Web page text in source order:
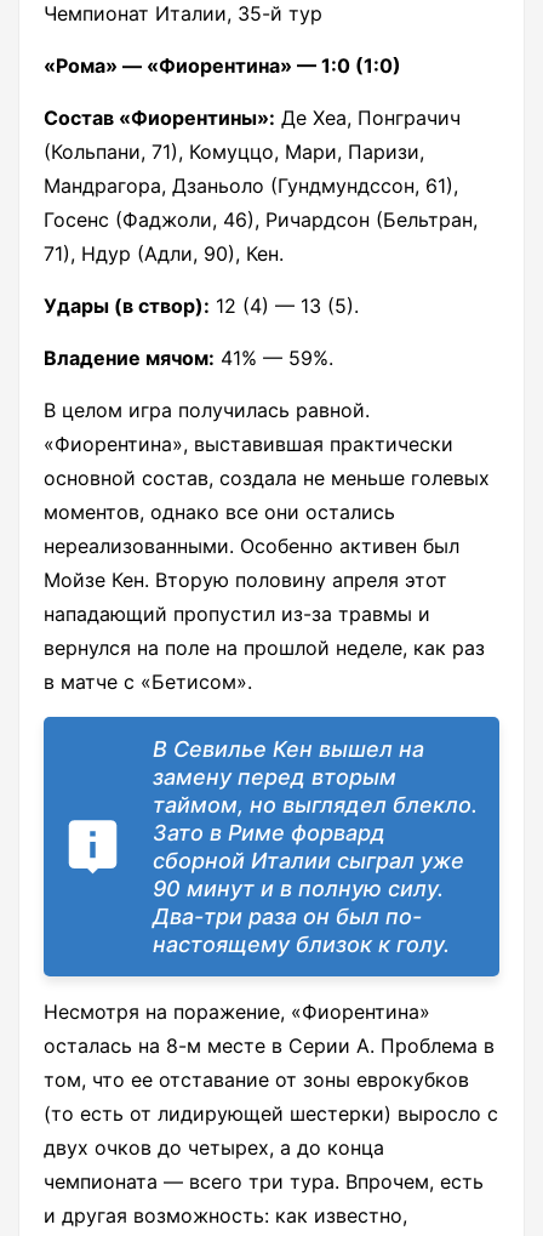
Чемпионат Италии, 35-й тур
«Рома» — «Фиорентина» — 1:0 (1:0)
Состав «Фиорентины»: Де Хеа, Понграчич
(Кольпани, 71), Комуццо, Мари, Паризи,
Мандрагора, Дзаньоло (Гундмундссон, 61),
Госенс (Фаджоли, 46), Ричардсон (Бельтран,
71), Ндур (Адли, 90), Кен.
Удары (в створ): 12 (4) — 13 (5).
Владение мячом: 41% — 59%.
В целом игра получилась равной.
«Фиорентина», выставившая практически
основной состав, создала не меньше голевых
моментов, однако все они остались
нереализованными. Особенно активен был
Мойзе Кен. Вторую половину апреля этот
нападающий пропустил из-за травмы и
вернулся на поле на прошлой неделе, как раз
в матче с «Бетисом».
В Севилье Кен вышел на
замену перед вторым
таймом, но выглядел блекло.
Зато в Риме форвард
сборной Италии сыграл уже
90 минут и в полную силу.
Два-три раза он был по-
настоящему близок к голу.
Несмотря на поражение, «Фиорентина»
осталась на 8-м месте в Серии А. Проблема в
том, что ее отставание от зоны еврокубков
(то есть от лидирующей шестерки) выросло с
двух очков до четырех, а до конца
чемпионата — всего три тура. Впрочем, есть
и другая возможность: как известно,